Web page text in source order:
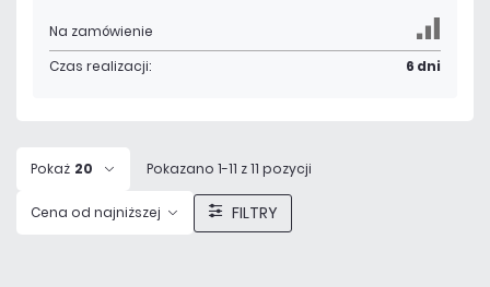
Na zamówienie
Czas realizacji:
6 dni
Pokaż 20 Pokazano 1-11 z 11 pozycji
Cena od najniższej FILTRY